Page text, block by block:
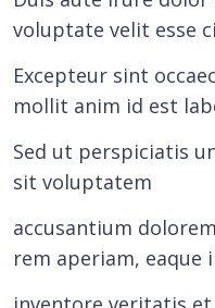
voluptate velit esse
Excepteur sint
mollit anim id est
Sed ut perspiciatis
sit voluptatem
accusantium
rem aperiam, eaque